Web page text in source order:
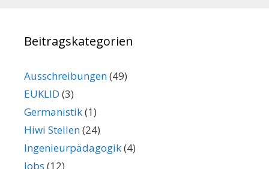
Beitragskategorien
Ausschreibungen(49)
EUKLID (3)
Germanistik(1)
Hiwi Stellen(24)
Ingenieurpädagogik(4)
Jobs (12)